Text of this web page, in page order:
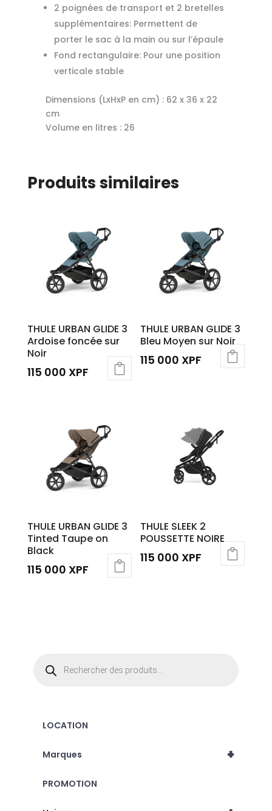
2 poignées de transport et 2 bretelles
supplémentaires: Permettent de
porter le sac à la main ou sur l’épaule
Fond rectangulaire: Pour une position
verticale stable
Dimensions (LxHxP en cm) :62 x 36 x 22
cm
Volume en litres :26
Produits similaires
THULE URBAN GLIDE 3
Ardoise foncée sur
Noir
115 000 XPF
THULE URBAN GLIDE 3
Bleu Moyen sur Noir
115 000 XPF
THULE URBAN GLIDE 3
Tinted Taupe on
Black
115 000 XPF
THULE SLEEK 2
POUSSETTE NOIRE
115 000 XPF
produits
LOCATION
+
Marques
PROMOTION